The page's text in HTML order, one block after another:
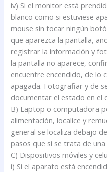
iv) Si el monitor está
blanco como si estuviese
mouse sin tocar ningún
que aparezca la pantalla,
registrar la información y
la pantalla no aparece,
encuentre encendido, de
apagada. Fotografiar y de
documentar el estado en el
B) Laptop o computadora
alimentación, localice y
general se localiza debajo
pasos que si se trata de
C) Dispositivos móviles y
i) Si el aparato está